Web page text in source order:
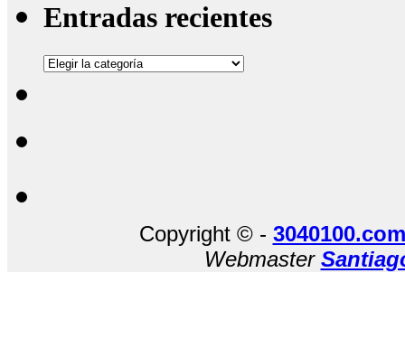
Entradas recientes
Entradas
Copyright © -
Webmaster